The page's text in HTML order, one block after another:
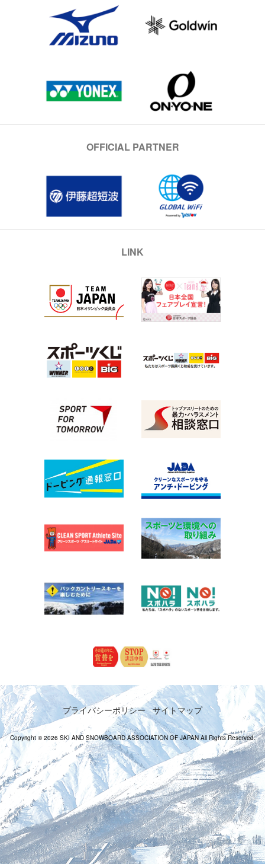
OFFICIAL PARTNER
LINK
プライバシーポリシー サイトマップ
Copyright © 2026 SKI AND SNOWBOARD ASSOCIATION OF JAPAN All Rights Reserved.